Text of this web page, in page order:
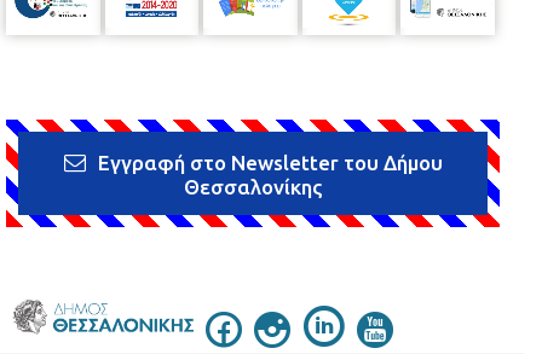
Εγγραφή στο Newsletter του Δήμου
Θεσσαλονίκης